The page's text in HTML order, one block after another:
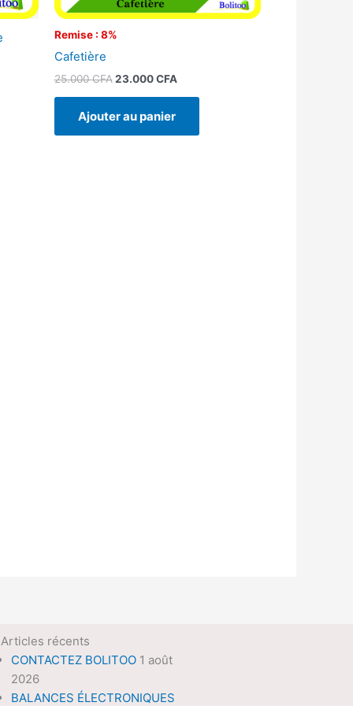
Remise : 8%
Cafetière
25.000CFA 23.000CFA
Ajouter au panier
récents
CONTACTEZ BOLITOO 1 août
2026
BALANCES ÉLECTRONIQUES